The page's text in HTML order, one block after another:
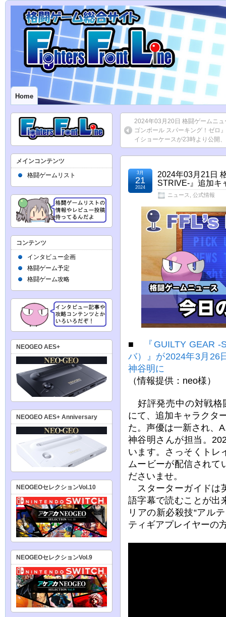
Home
2024年03月20日 格闘ゲームニ
ゴンボール スパーキング！ゼロ
イショーケースが23時より公開
2024年03月21日
STRIVE-』追加キ
ニュース 公式情報
3月
21
2024
■
『GUILTY GEAR
バ）』が2024年3月26
神谷明に
（情報提供：neo様）
好評発売中の対戦
にて、追加キャラクタ
た。声優は一新され、
神谷明さんが担当。
います。さっそくトレ
ムービーが配信されて
ださいませ。
スターターガイドは
語字幕で読むことが出
リアの新必殺技“アル
ティギアプレイヤーの
メインコンテンツ
格闘ゲームリスト
コンテンツ
インタビュー企画
格闘ゲーム予定
格闘ゲーム攻略
NEOGEO AES+
NEOGEO AES+ Anniversary
NEOGEOセレクションVol.10
NEOGEOセレクションVol.9